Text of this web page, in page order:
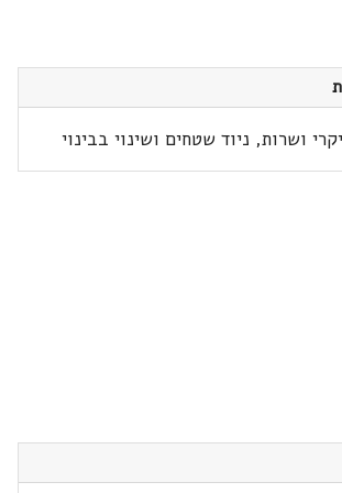
ושרות, ניוד שטחים ושינוי בבינוי